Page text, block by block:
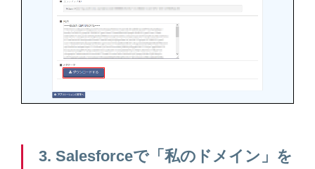
3. Salesforceで「私のドメイン」を